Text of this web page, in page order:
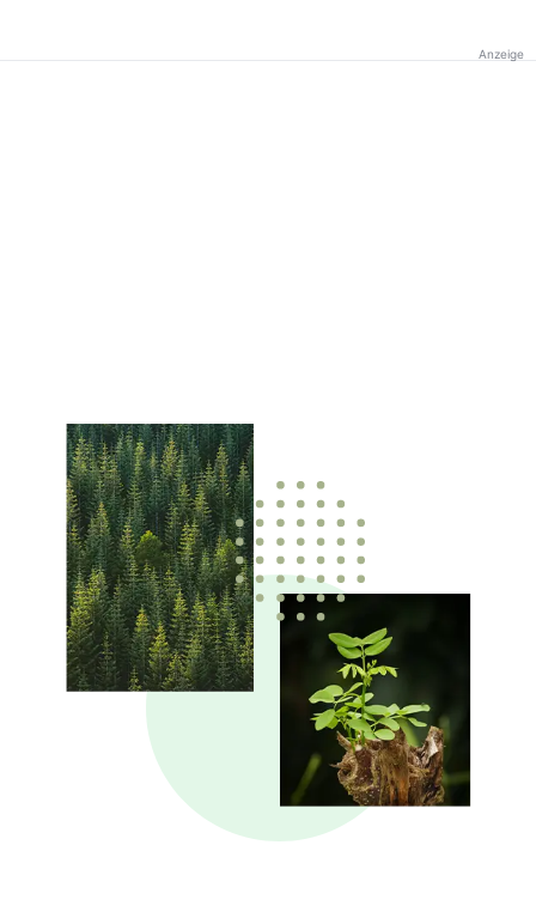
Anzeige